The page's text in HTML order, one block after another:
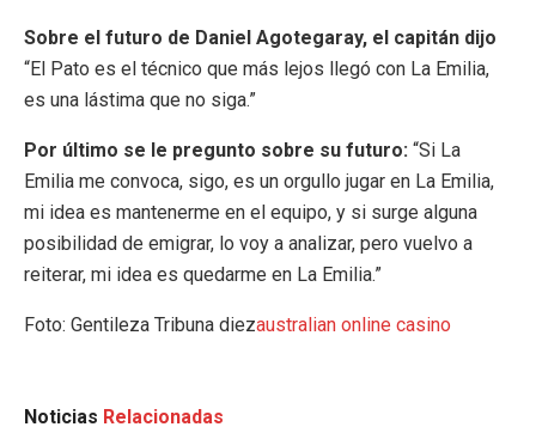
Sobre el futuro de Daniel Agotegaray, el capitán dijo
“El Pato es el técnico que más lejos llegó con La Emilia,
es una lástima que no siga.”
Por último se le pregunto sobre su futuro: “Si La
Emilia me convoca, sigo, es un orgullo jugar en La Emilia,
mi idea es mantenerme en el equipo, y si surge alguna
posibilidad de emigrar, lo voy a analizar, pero vuelvo a
reiterar, mi idea es quedarme en La Emilia.”
Foto: Gentileza Tribuna diezaustralian online casino
Noticias Relacionadas